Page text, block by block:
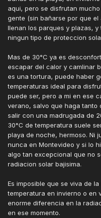
aqui, pero se disfrutan
gente (sin bañarse por que
llenan los parques y plazas,
ningun tipo de proteccion
Mas de 30°C ya es
escapar del calor y camlinar
es una tortura, puede haber
temperaturas ideal para
puede ser, pero a mi en ese
verano, salvo que haga tanto
salir con una madrugada de
30°C de temperatura suele
playa de noche, hermoso. Ni
nunca en Montevideo y si lo
algo tan excepcional que no
radiacion solar bajisima.
Es imposible que se viva de
temperatura en invierno o en
enorme diferencia en la
en ese momento.